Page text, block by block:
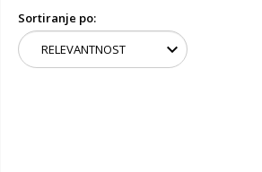
Sortiranje po: